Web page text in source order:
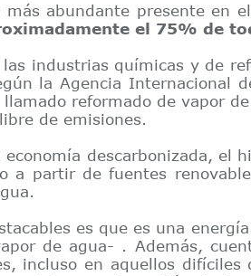
abundante presente en
el 75% de
industrias químicas y de
la Agencia Internacional
reformado de vapor
de emisiones.
descarbonizada, el
a partir de fuentes
es que es una
de agua- . Además,
incluso en aquellos